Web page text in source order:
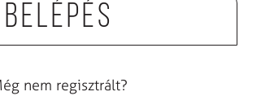
Belépés
nem regisztrált?